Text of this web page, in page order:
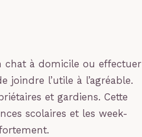
chat à domicile ou effectuer
joindre l’utile à l’agréable.
et gardiens. Cette
scolaires et les week-